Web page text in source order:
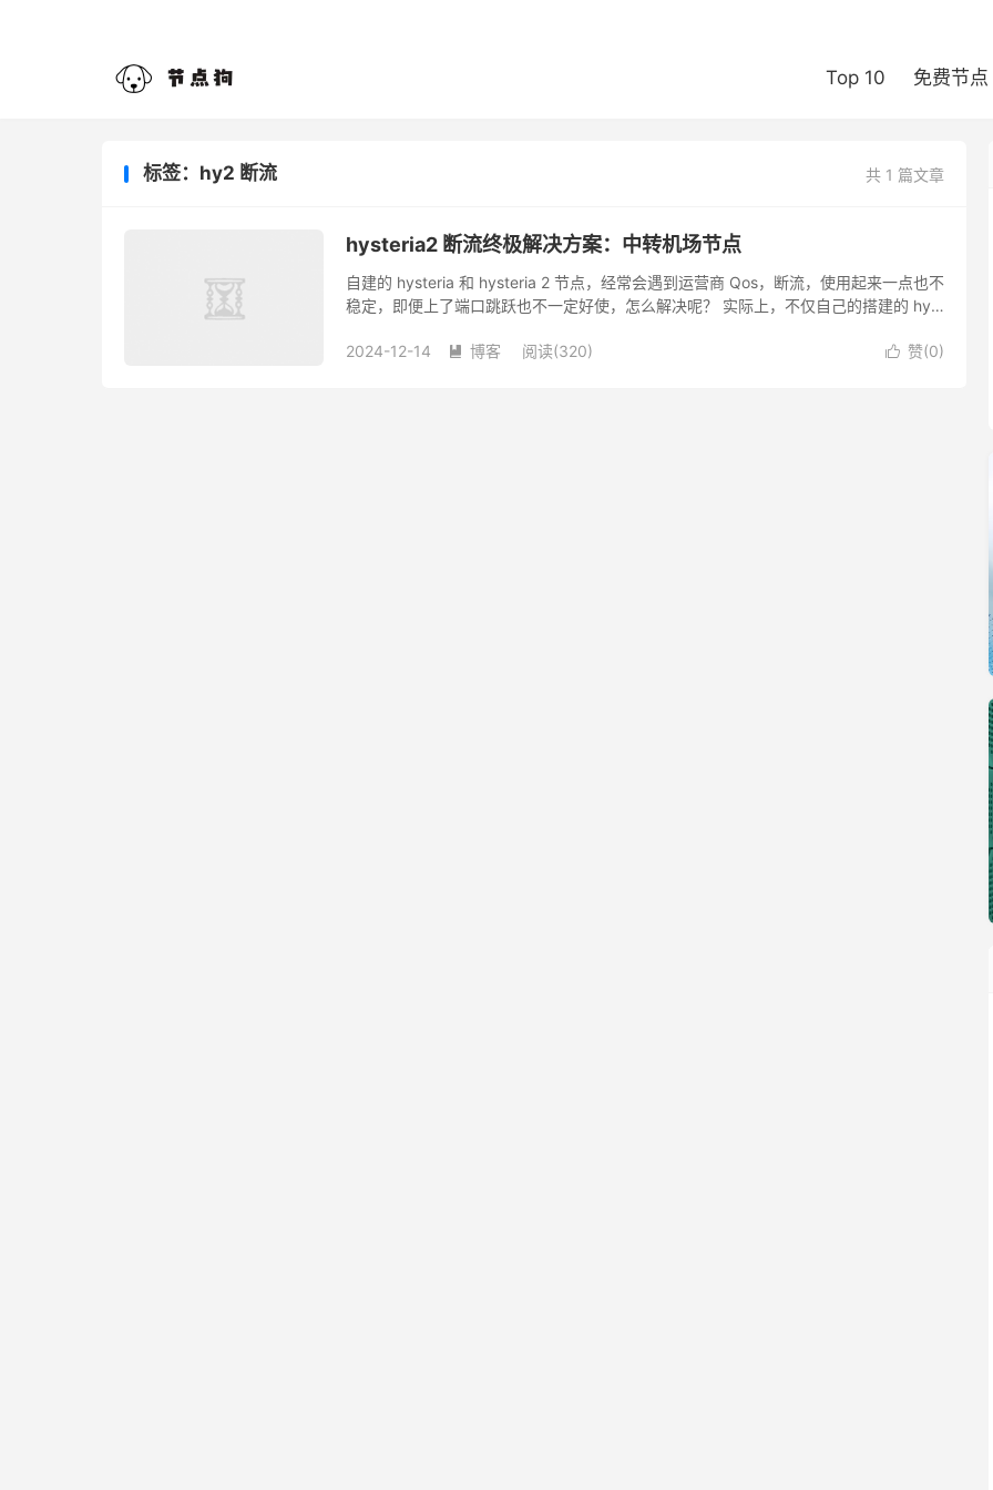
Top 10 免费节点
共 1 篇文章
标签：hy2 断流
hysteria2 断流终极解决方案：中转机场节点
自建的 hysteria 和 hysteria 2 节点，经常会遇到运营商 Qos，断流，使用起来一点也不
稳定，即便上了端口跳跃也不一定好使，怎么解决呢？ 实际上，不仅自己的搭建的 hy 2
 赞(0)
2024-12-14  博客 阅读(320)